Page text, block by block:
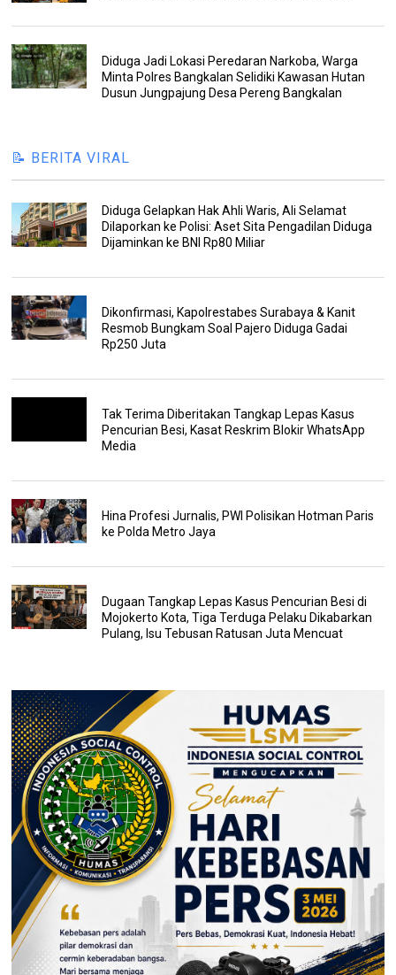
Diduga Jadi Lokasi Peredaran Narkoba, Warga
Minta Polres Bangkalan Selidiki Kawasan Hutan
Dusun Jungpajung Desa Pereng Bangkalan
📝 BERITA VIRAL
Diduga Gelapkan Hak Ahli Waris, Ali Selamat
Dilaporkan ke Polisi: Aset Sita Pengadilan Diduga
Dijaminkan ke BNI Rp80 Miliar
Dikonfirmasi, Kapolrestabes Surabaya & Kanit
Resmob Bungkam Soal Pajero Diduga Gadai
Rp250 Juta
Tak Terima Diberitakan Tangkap Lepas Kasus
Pencurian Besi, Kasat Reskrim Blokir WhatsApp
Media
Hina Profesi Jurnalis, PWI Polisikan Hotman Paris
ke Polda Metro Jaya
Dugaan Tangkap Lepas Kasus Pencurian Besi di
Mojokerto Kota, Tiga Terduga Pelaku Dikabarkan
Pulang, Isu Tebusan Ratusan Juta Mencuat